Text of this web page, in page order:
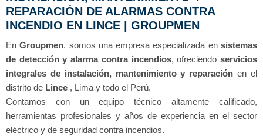
REPARACIÓN DE ALARMAS CONTRA
INCENDIO EN LINCE | GROUPMEN
EnGroupmen, somos una empresa especializada ensistemas
de detección y alarma contra incendios, ofreciendoservicios
integrales de instalación, mantenimiento y reparación en el
distrito de Lince , Lima y todo el Perú.
Contamos con un equipo técnico altamente calificado,
herramientas profesionales y años de experiencia en el sector
eléctrico y de seguridad contra incendios.